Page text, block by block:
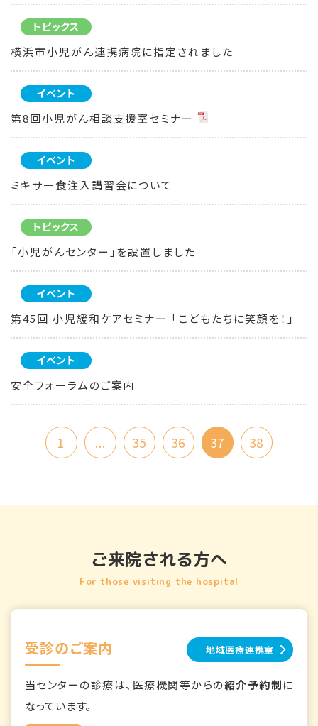
トピックス
横浜市小児がん連携病院に指定されました
イベント
第8回小児がん相談支援室セミナー
イベント
ミキサー食注入講習会について
トピックス
「小児がんセンター」を設置しました
イベント
第45回 小児緩和ケアセミナー 「こどもたちに笑顔を！」
イベント
安全フォーラムのご案内
1 ... 35 36 37 38
ご来院される方へ
For those visiting the hospital
受診のご案内 地域医療連携室
当センターの診療は、医療機関等からの紹介予約制に
なっています。